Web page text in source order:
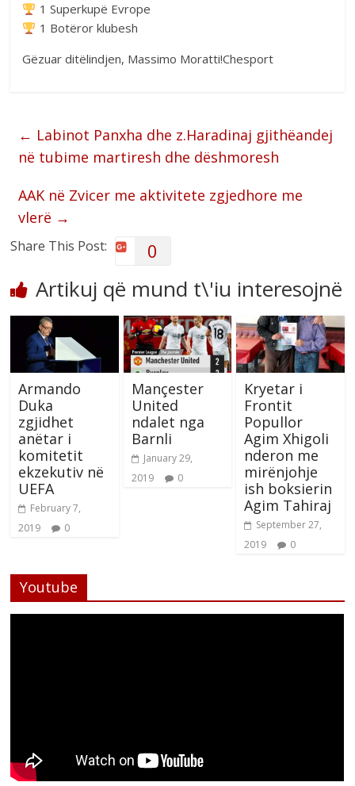
1 Superkupë Evrope
1 Botëror klubesh
Gëzuar ditëlindjen, Massimo Moratti!Chesport
← Labinot Panxha dhe z.Haradinaj gjithëandej
në tubime martiresh dhe dëshmoresh
AAK në Zvicer me aktivitete zgjedhore me
vlerë →
Share This Post: 0
Artikuj që mund t\'iu interesojnë
Armando
Duka
zgjidhet
anëtar i
komitetit
ekzekutiv në
UEFA
February 7,
2019
0
Mançester
United
ndalet nga
Barnli
January 29,
2019
0
Kryetar i
Frontit
Popullor
Agim Xhigoli
nderon me
mirënjohje
ish boksierin
Agim Tahiraj
September 27,
2019
0
Youtube